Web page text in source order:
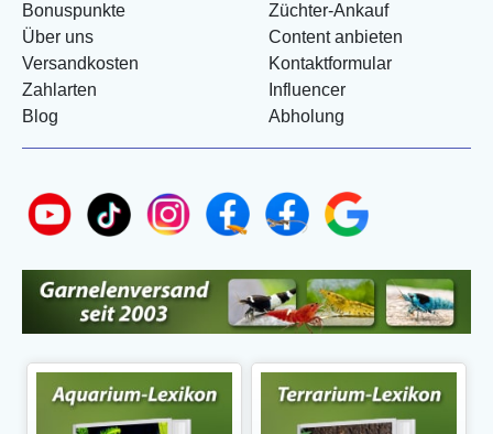
Bonuspunkte
Über uns
Versandkosten
Zahlarten
Blog
Züchter-Ankauf
Content anbieten
Kontaktformular
Influencer
Abholung